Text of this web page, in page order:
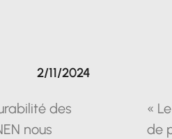
des
nous
2/11/2024
«
de